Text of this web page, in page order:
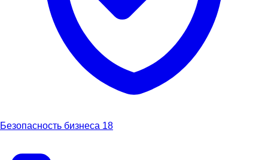
Безопасность бизнеса 18